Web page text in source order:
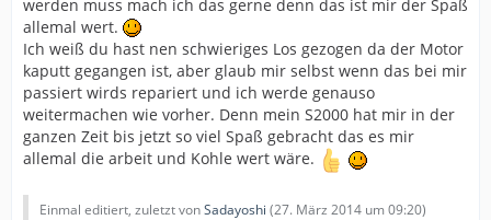
werden muss mach ich das gerne denn das ist mir der Spaß
allemal wert.
Ich weiß du hast nen schwieriges Los gezogen da der Motor
kaputt gegangen ist, aber glaub mir selbst wenn das bei mir
passiert wirds repariert und ich werde genauso
weitermachen wie vorher. Denn mein S2000 hat mir in der
ganzen Zeit bis jetzt so viel Spaß gebracht das es mir
allemal die arbeit und Kohle wert wäre.
Einmal editiert, zuletzt vonSadayoshi (27. März 2014 um 09:20)